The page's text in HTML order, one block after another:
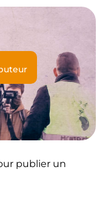
publier un